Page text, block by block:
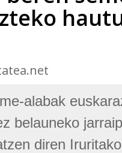
alabak
belauneko
diren